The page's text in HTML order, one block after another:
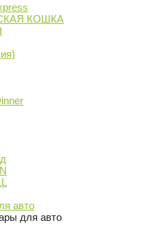
КОШКА
авто
для авто